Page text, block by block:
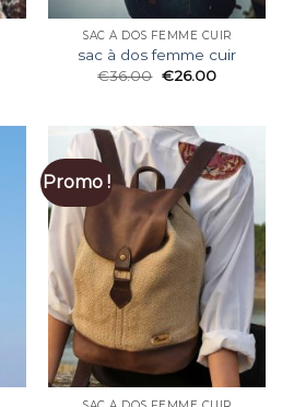
SAC À DOS FEMME CUIR
sac à dos femme cuir
€36.00 €26.00
Promo !